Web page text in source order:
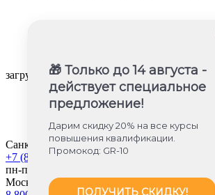
загрузка карты...
Санкт-Петербург
+7 (812) 605-85-58
пн-пт с 9:00 до 18:00
Москва
🎁 Только до 14 августа -
действует специальное
предложение!
Дарим скидку 20% на все курсы
повышения квалификации.
Промокод: GR-10
ПОЛУЧИТЬ СКИДКУ!